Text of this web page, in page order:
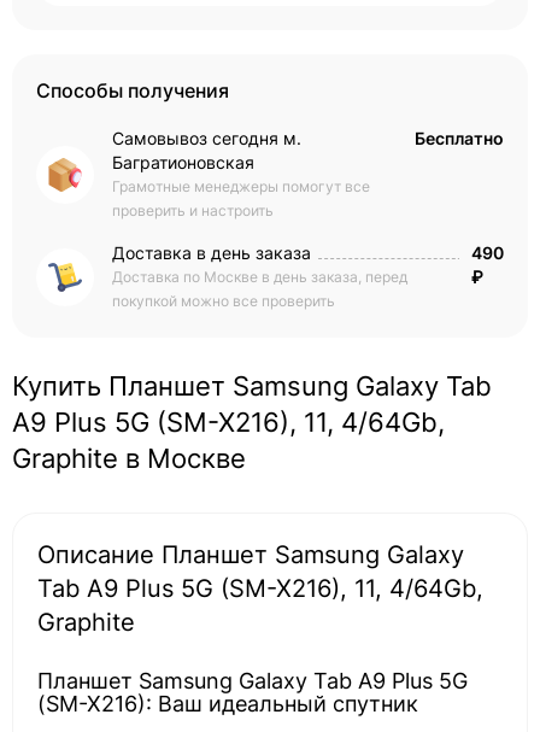
Способы получения
Самовывоз сегодня м.
Багратионовская
Грамотные менеджеры помогут все
проверить и настроить
Бесплатно
Доставка в день заказа
Доставка по Москве в день заказа, перед
покупкой можно все проверить
490
₽
Купить Планшет Samsung Galaxy Tab
A9 Plus 5G (SM-X216), 11, 4/64Gb,
Graphite в Москве
Описание Планшет Samsung Galaxy
Tab A9 Plus 5G (SM-X216), 11, 4/64Gb,
Graphite
Планшет Samsung Galaxy Tab A9 Plus 5G
(SM-X216): Ваш идеальный спутник